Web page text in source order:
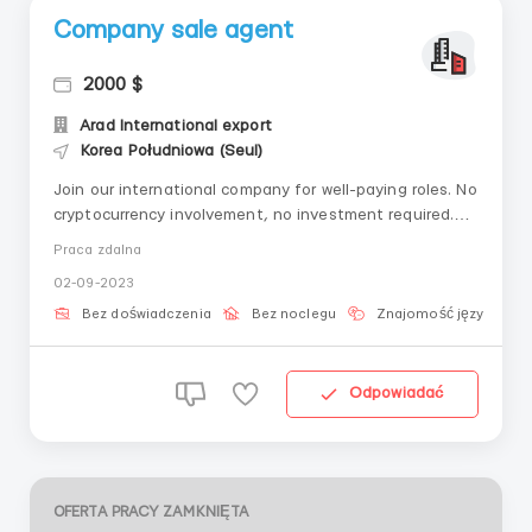
Company sale agent
2000 $
Arad International export
Korea Południowa (Seul)
Join our international company for well-paying roles. No
cryptocurrency involvement, no investment required.
WhatsApp: +447700308438 for details.
Praca zdalna
02-09-2023
Bez doświadczenia Bez noclegu Znajomość języka
Odpowiadać
OFERTA PRACY ZAMKNIĘTA